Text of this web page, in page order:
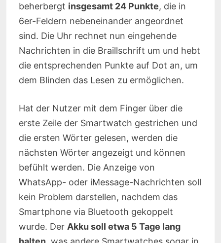
beherbergt insgesamt 24 Punkte, die in
6er-Feldern nebeneinander angeordnet
sind. Die Uhr rechnet nun eingehende
Nachrichten in die Braillschrift um und hebt
die entsprechenden Punkte auf Dot an, um
dem Blinden das Lesen zu ermöglichen.
Hat der Nutzer mit dem Finger über die
erste Zeile der Smartwatch gestrichen und
die ersten Wörter gelesen, werden die
nächsten Wörter angezeigt und können
befühlt werden. Die Anzeige von
WhatsApp- oder iMessage-Nachrichten soll
kein Problem darstellen, nachdem das
Smartphone via Bluetooth gekoppelt
wurde. Der Akku soll etwa 5 Tage lang